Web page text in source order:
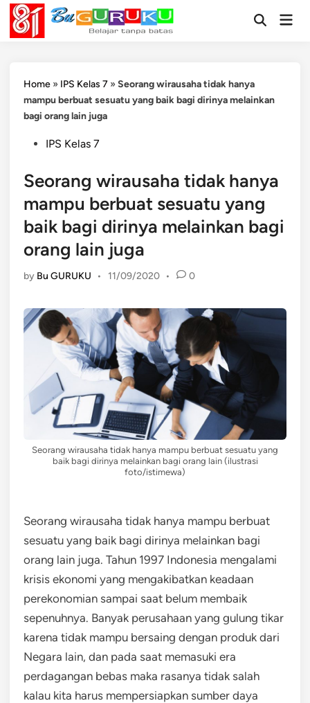
Skip
content
OpenMain
Home » IPS Kelas 7 »Seorang wirausaha tidak hanya
mampu berbuat sesuatu yang baik bagi dirinya melainkan
bagi orang lain juga
PostedIPS Kelas 7
Seorang wirausaha tidak hanya
mampu berbuat sesuatu yang
baik bagi dirinya melainkan bagi
orang lain juga
by Bu GURUKU • 11/09/2020 • 0
Seorang wirausaha tidak hanya mampu berbuat sesuatu yang
baik bagi dirinya melainkan bagi orang lain (ilustrasi
foto/istimewa)
Seorang wirausaha tidak hanya mampu berbuat
sesuatu yang baik bagi dirinya melainkan bagi
orang lain juga. Tahun 1997 Indonesia mengalami
krisis ekonomi yang mengakibatkan keadaan
perekonomian sampai saat belum membaik
sepenuhnya. Banyak perusahaan yang gulung tikar
karena tidak mampu bersaing dengan produk dari
Negara lain, dan pada saat memasuki era
perdagangan bebas maka rasanya tidak salah
kalau kita harus mempersiapkan sumber daya